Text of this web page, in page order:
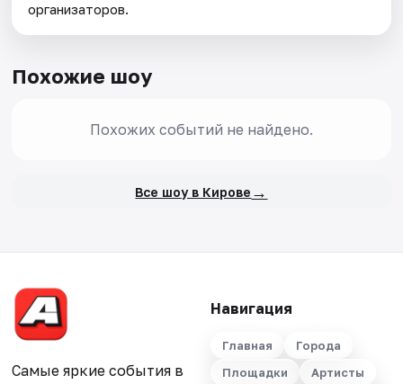
организаторов.
Похожие шоу
Похожих событий не найдено.
Все шоу в Кирове →
Самые яркие события в
Навигация
Главная
Города
Площадки
Артисты